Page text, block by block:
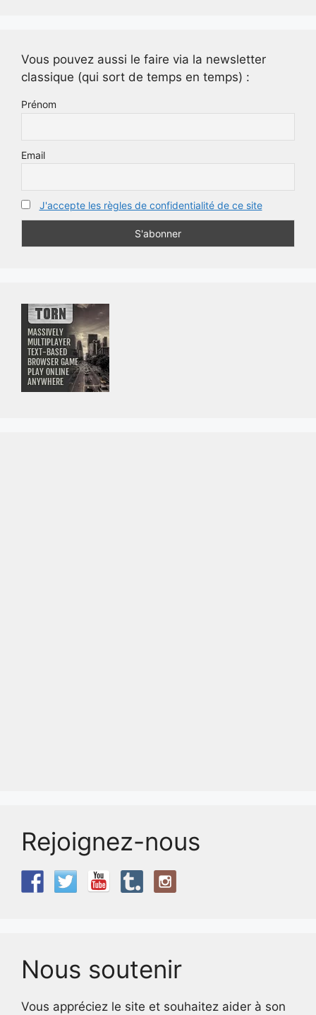
Vous pouvez aussi le faire via la newsletter
classique (qui sort de temps en temps) :
Prénom
Email
J'accepte les règles de confidentialité de ce site
Rejoignez-nous
Nous soutenir
Vous appréciez le site et souhaitez aider à son